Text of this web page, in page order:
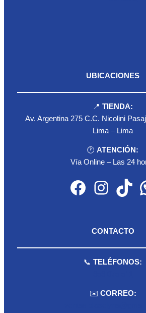
UBICACIONES
📍 TIENDA:
Av. Argentina 275 C.C. Nicolini
Lima – Lima
🕐 ATENCIÓN:
Vía Online – Las 24
Facebook Instagram TikTok WhatsApp
CONTACTO
📞 TELÉFONOS:
✉️ CORREO: